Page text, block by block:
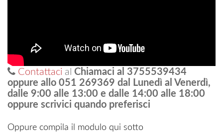
Contattaci al Chiamaci al 3755539434
oppure allo 051 269369 dal Lunedì al Venerdì,
dalle 9:00 alle 13:00 e dalle 14:00 alle 18:00
oppure scrivici quando preferisci
Oppure compila il modulo qui sotto